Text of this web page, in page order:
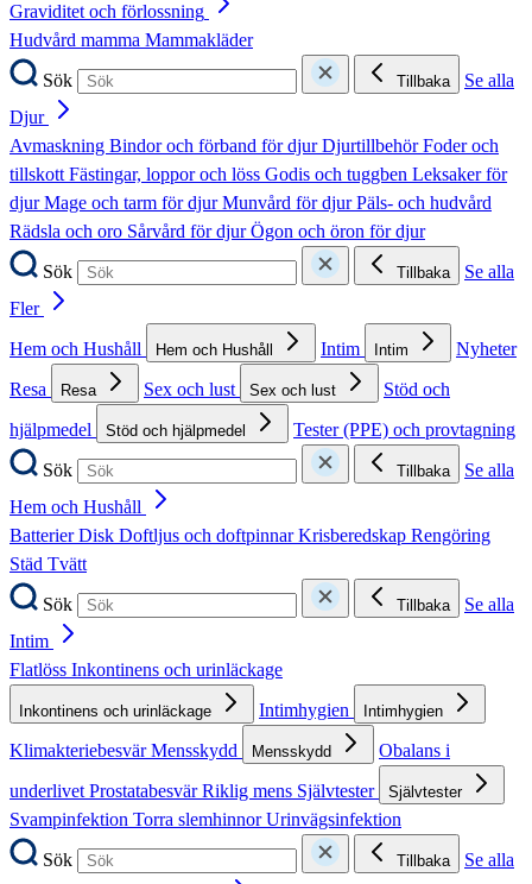
Graviditet och förlossning
Hudvård mamma Mammakläder
Sök
Tillbaka
Se alla
Djur
Avmaskning Bindor och förband för djurDjurtillbehörFoder och
tillskottFästingar, loppor och löss Godis och tuggben Leksaker för
djurMage och tarm för djurMunvård för djurPäls- och hudvård
Rädsla och oro Sårvård för djurÖgon och öron för djur
Sök
Tillbaka
Se alla
Fler
Hem och Hushåll
Hem och Hushåll Intim Intim
Nyheter
Resa
Resa Sex och lust Sex och lust
Stöd och
hjälpmedel
Stöd och hjälpmedel
Tester (PPE) och provtagning
Sök
Tillbaka
Se alla
Hem och Hushåll
BatterierDisk Doftljus och doftpinnarKrisberedskap Rengöring
Städ Tvätt
Sök
Tillbaka
Se alla
Intim
Flatlöss Inkontinens och urinläckage
Inkontinens och urinläckage Intimhygien Intimhygien
KlimakteriebesvärMensskydd Mensskydd
Obalans i
underlivetProstatabesvärRiklig mens Självtester Självtester
Svampinfektion Torra slemhinnorUrinvägsinfektion
Sök
Tillbaka
Se alla